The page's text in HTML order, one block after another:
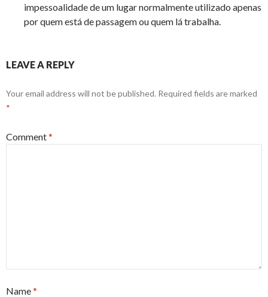
impessoalidade de um lugar normalmente utilizado apenas
por quem está de passagem ou quem lá trabalha.
LEAVE A REPLY
Your email address will not be published. Required fields are marked
*
Comment*
Name*